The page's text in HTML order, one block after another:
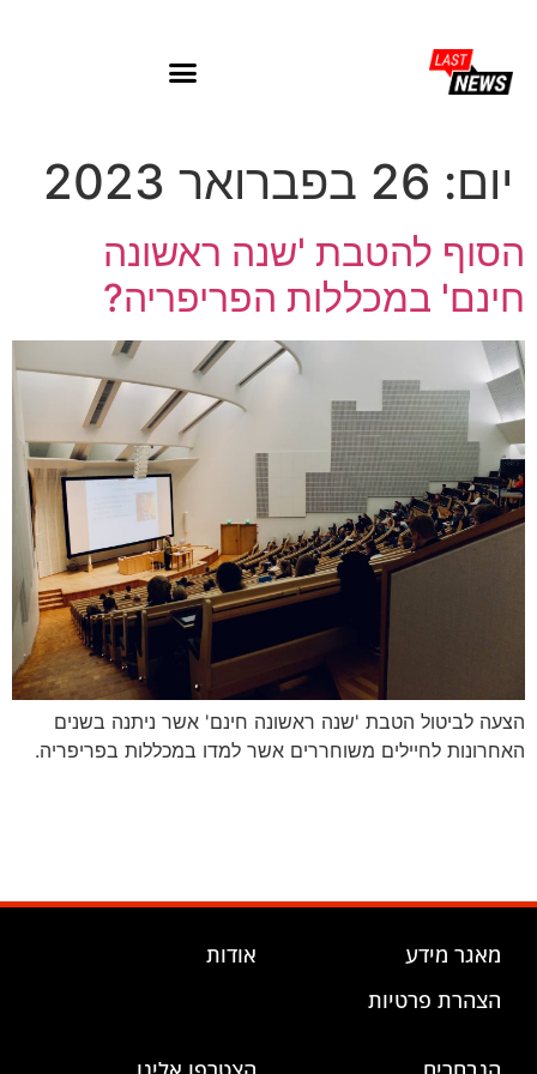
יום: 26 בפברואר 2023
הסוף להטבת 'שנה ראשונה
חינם' במכללות הפריפריה?
הצעה לביטול הטבת 'שנה ראשונה חינם' אשר ניתנה בשנים
האחרונות לחיילים משוחררים אשר למדו במכללות בפריפריה.
מאגר מידע
הצהרת פרטיות
אודות